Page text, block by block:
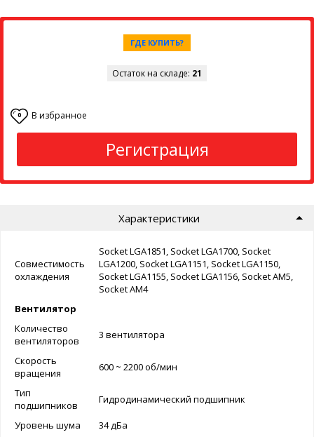
ГДЕ КУПИТЬ?
Остаток на складе: 21
0 В избранное
Регистрация
Характеристики
Совместимость
охлаждения
Socket LGA1851, Socket LGA1700, Socket
LGA1200, Socket LGA1151, Socket LGA1150,
Socket LGA1155, Socket LGA1156, Socket AM5,
Socket AM4
Вентилятор
Количество
вентиляторов
3 вентилятора
Скорость
вращения
600 ~ 2200 об/мин
Тип
подшипников
Гидродинамический подшипник
Уровень шума
34 дБа